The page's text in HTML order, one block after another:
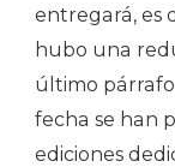
entregará, es
hubo una
último párrafo
fecha se han
ediciones